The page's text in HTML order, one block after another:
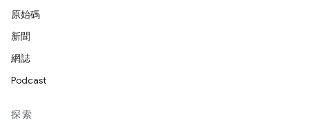
原始碼
新聞
網誌
Podcast
探索